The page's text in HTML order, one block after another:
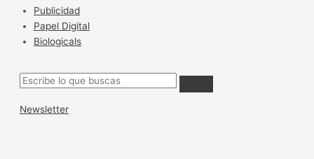
Publicidad
Papel Digital
Biologicals
Newsletter